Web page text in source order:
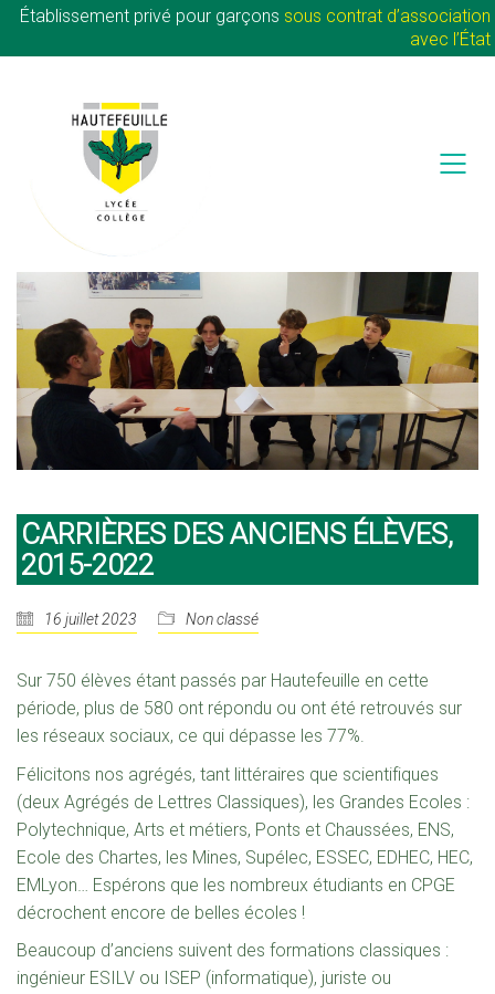
Établissement privé pour garçons sous contrat d’association
avec l’État
CARRIÈRES DES ANCIENS ÉLÈVES,
2015-2022
16 juillet 2023 Non classé
Sur 750 élèves étant passés par Hautefeuille en cette
période, plus de 580 ont répondu ou ont été retrouvés sur
les réseaux sociaux, ce qui dépasse les 77%.
Félicitons nos agrégés, tant littéraires que scientifiques
(deux Agrégés de Lettres Classiques), les Grandes Ecoles :
Polytechnique, Arts et métiers, Ponts et Chaussées, ENS,
Ecole des Chartes, les Mines, Supélec, ESSEC, EDHEC, HEC,
EMLyon… Espérons que les nombreux étudiants en CPGE
décrochent encore de belles écoles !
Beaucoup d’anciens suivent des formations classiques :
ingénieur ESILV ou ISEP (informatique), juriste ou